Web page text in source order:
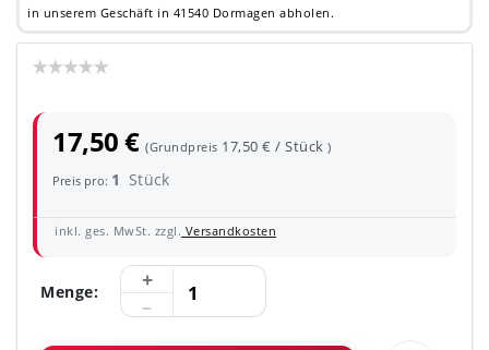
in unserem Geschäft in 41540 Dormagen abholen.
17,50 €(Grundpreis 17,50 € / Stück)
Preis pro: 1 Stück
inkl. ges. MwSt. zzgl. Versandkosten
Menge: